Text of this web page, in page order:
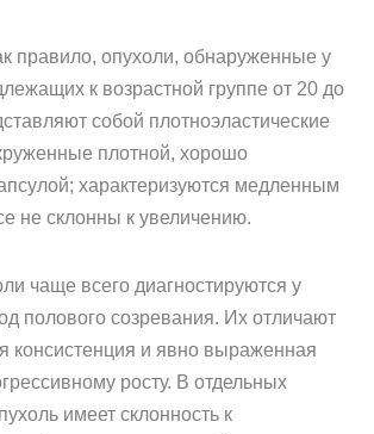
правило, опухоли, обнаруженные у
к возрастной группе от 20 до
собой плотноэластические
плотной, хорошо
характеризуются медленным
не склонны к увеличению.
чаще всего диагностируются у
полового созревания. Их отличают
консистенция и явно выраженная
росту. В отдельных
имеет склонность к